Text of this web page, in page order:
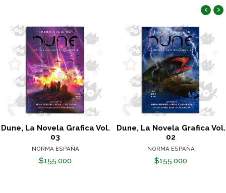
Dune, La Novela Grafica Vol.
03
NORMA ESPAÑA
$155.000
Dune, La Novela Grafica Vol.
02
NORMA ESPAÑA
$155.000
‹ ›